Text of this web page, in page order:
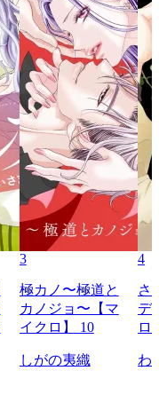
3
極カノ〜極道と
カノジョ〜【マ
イクロ】 10
しがの夷織
4
さ
デ
ロ
わ